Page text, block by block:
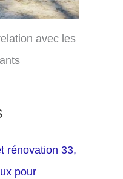
avec les
rénovation 33,
pour